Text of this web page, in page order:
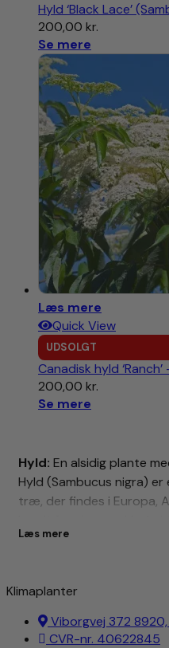
Hyld ‘Black Lace’
200,00 kr.
Se mere
Læs mere
Quick View
UDSOLGT
Canadisk hyld
200,00 kr.
Se mere
Hyld: En alsidig plante
Hyld (Sambucus nigra) er
træ, der findes i Europa,
juni og juli, og sine mørke
saft, te og vin. Bærene
Læs mere
Klimaplanter
Viborgvej 372 8920,
CVR-nr. 40622845